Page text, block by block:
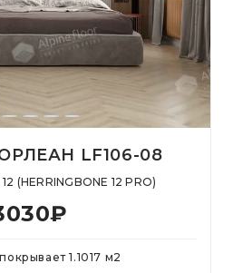
LF106-08
(HERRINGBONE 12 PRO)
₽
1.1017 м2